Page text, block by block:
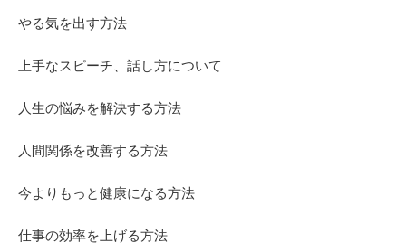
やる気を出す方法
上手なスピーチ、話し方について
人生の悩みを解決する方法
人間関係を改善する方法
今よりもっと健康になる方法
仕事の効率を上げる方法